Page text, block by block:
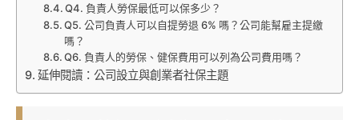
Q4. 負責人勞保最低可以保多少？
Q5. 公司負責人可以自提勞退 6% 嗎？公司能幫雇主提繳
嗎？
Q6. 負責人的勞保、健保費用可以列為公司費用嗎？
延伸閱讀：公司設立與創業者社保主題